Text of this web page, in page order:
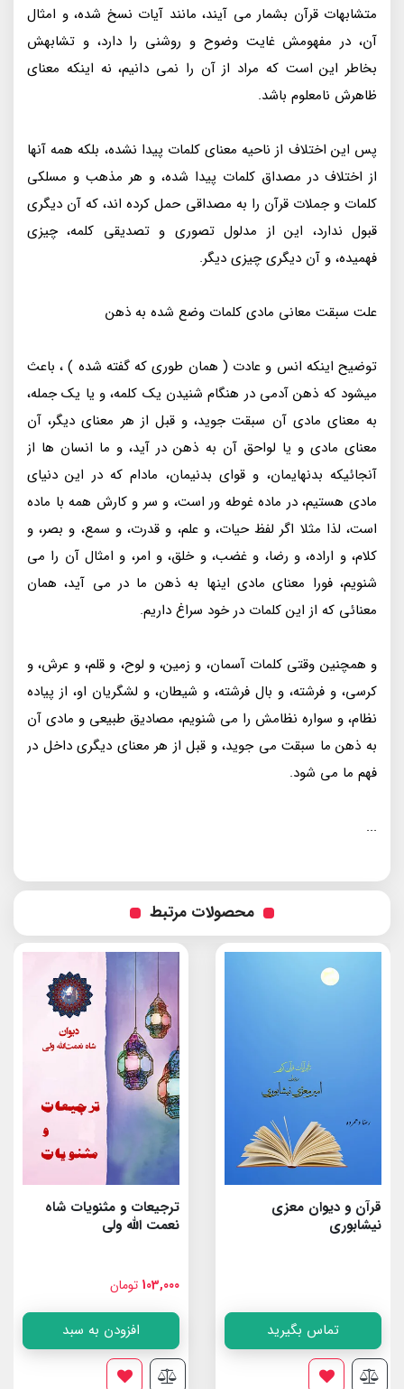
متشابهات قرآن بشمار می آیند، مانند آیات نسخ شده، و امثال
آن، در مفهومش غایت وضوح و روشنی را دارد، و تشابهش
بخاطر این است که مراد از آن را نمی دانیم، نه اینکه معنای
ظاهرش نامعلوم باشد.
پس این اختلاف از ناحیه معنای کلمات پیدا نشده، بلکه همه آنها
از اختلاف در مصداق کلمات پیدا شده، و هر مذهب و مسلکی
کلمات و جملات قرآن را به مصداقی حمل کرده اند، که آن دیگری
قبول ندارد، این از مدلول تصوری و تصدیقی کلمه، چیزی
فهمیده، و آن دیگری چیزی دیگر.
علت سبقت معانی مادی کلمات وضع شده به ذهن
توضیح اینکه انس و عادت ( همان طوری که گفته شده ) ، باعث
میشود که ذهن آدمی در هنگام شنیدن یک کلمه، و یا یک جمله،
به معنای مادی آن سبقت جوید، و قبل از هر معنای دیگر، آن
معنای مادی و یا لواحق آن به ذهن در آید، و ما انسان ها از
آنجائیکه بدنهایمان، و قوای بدنیمان، مادام که در این دنیای
مادی هستیم، در ماده غوطه ور است، و سر و کارش همه با ماده
است، لذا مثلا اگر لفظ حیات، و علم، و قدرت، و سمع، و بصر، و
کلام، و اراده، و رضا، و غضب، و خلق، و امر، و امثال آن را می
شنویم، فورا معنای مادی اینها به ذهن ما در می آید، همان
معنائی که از این کلمات در خود سراغ داریم.
و همچنین وقتی کلمات آسمان، و زمین، و لوح، و قلم، و عرش، و
کرسی، و فرشته، و بال فرشته، و شیطان، و لشگریان او، از پیاده
نظام، و سواره نظامش را می شنویم، مصادیق طبیعی و مادی آن
به ذهن ما سبقت می جوید، و قبل از هر معنای دیگری داخل در
فهم ما می شود.
...
محصولات مرتبط
قرآن و دیوان معزی
نیشابوری
تماس بگیرید
ترجیعات و مثنویات شاه
نعمت الله ولى
103,000 تومان
افزودن به سبد